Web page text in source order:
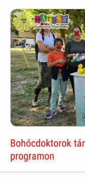
Bohócdoktorok
programon